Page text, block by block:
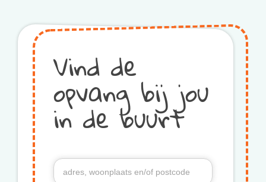
Vind de
opvang bij jou
in de buurt